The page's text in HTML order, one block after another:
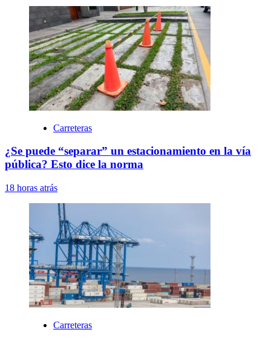
Carreteras
¿Se puede “separar” un estacionamiento en la vía
pública? Esto dice la norma
18 horas atrás
Carreteras